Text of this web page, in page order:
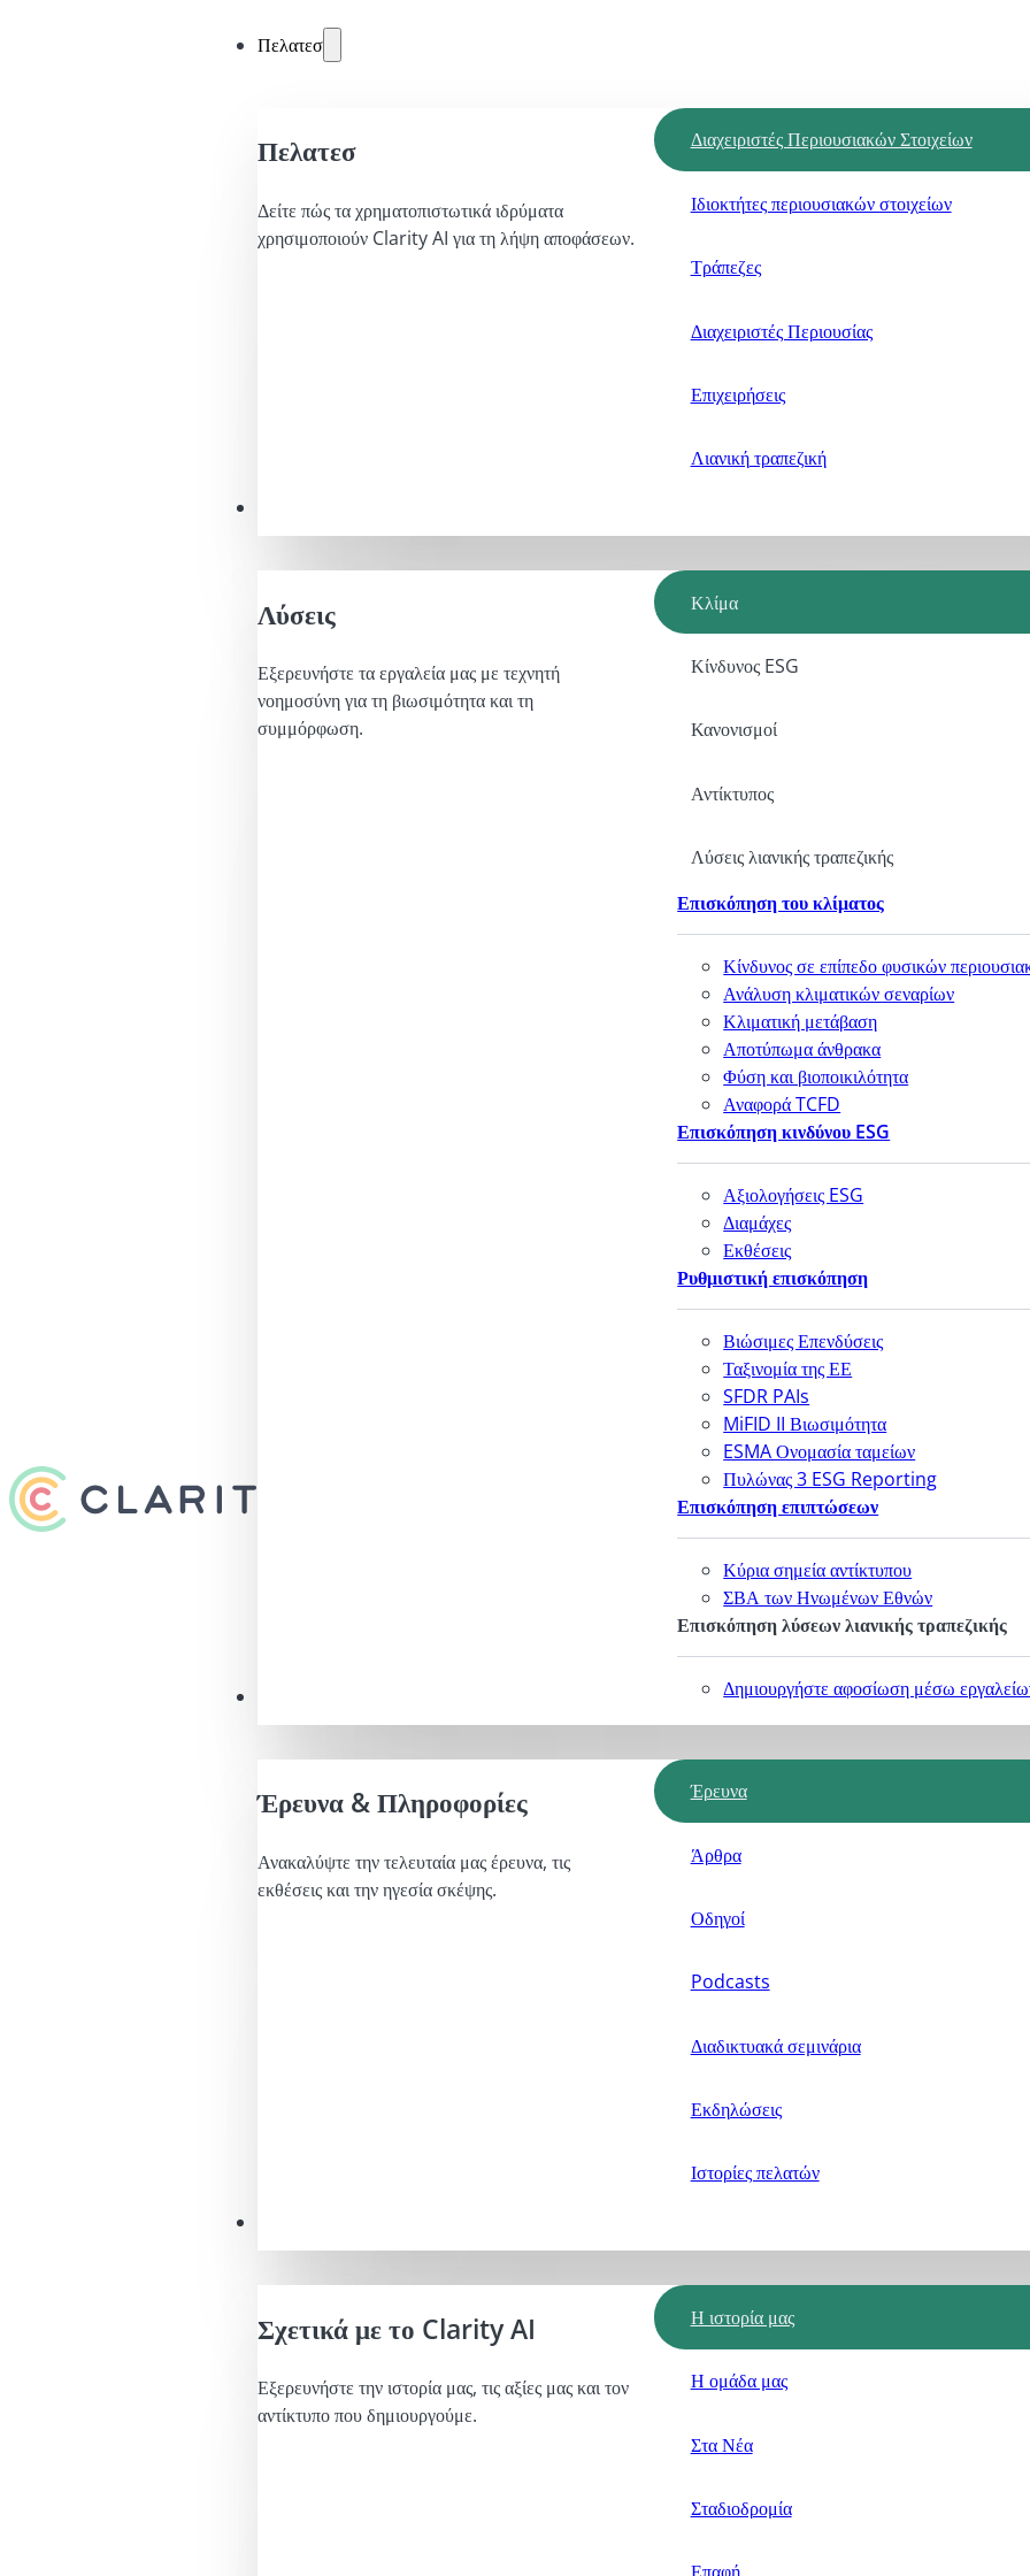
Πελατεσ
Πελατεσ
Δείτε πώς τα χρηματοπιστωτικά ιδρύματα
χρησιμοποιούν Clarity AI για τη λήψη αποφάσεων.
Διαχειριστές Περιουσιακών Στοιχείων
Ιδιοκτήτες περιουσιακών στοιχείων
Τράπεζες
Διαχειριστές Περιουσίας
Επιχειρήσεις
Λιανική τραπεζική
Λύσεις
Εξερευνήστε τα εργαλεία μας με τεχνητή
νοημοσύνη για τη βιωσιμότητα και τη
συμμόρφωση.
Κλίμα
Κίνδυνος ESG
Κανονισμοί
Αντίκτυπος
Λύσεις λιανικής τραπεζικής
Επισκόπηση του κλίματος
Κίνδυνος σε επίπεδο φυσικών
Ανάλυση κλιματικών σεναρίων
Κλιματική μετάβαση
Αποτύπωμα άνθρακα
Φύση και βιοποικιλότητα
Αναφορά TCFD
Επισκόπηση κινδύνου ESG
Αξιολογήσεις ESG
Διαμάχες
Εκθέσεις
Ρυθμιστική επισκόπηση
Βιώσιμες Επενδύσεις
Ταξινομία της ΕΕ
SFDR PAIs
MiFID II Βιωσιμότητα
ESMA Ονομασία ταμείων
Πυλώνας 3 ESG Reporting
Επισκόπηση επιπτώσεων
Κύρια σημεία αντίκτυπου
ΣΒΑ των Ηνωμένων Εθνών
Επισκόπηση λύσεων λιανικής τραπεζικής
Δημιουργήστε αφοσίωση μέσω
Έρευνα & Πληροφορίες
Ανακαλύψτε την τελευταία μας έρευνα, τις
εκθέσεις και την ηγεσία σκέψης.
Έρευνα
Άρθρα
Οδηγοί
Podcasts
Διαδικτυακά σεμινάρια
Εκδηλώσεις
Ιστορίες πελατών
Σχετικά με το Clarity AI
Εξερευνήστε την ιστορία μας, τις αξίες μας και τον
αντίκτυπο που δημιουργούμε.
Η ιστορία μας
Η ομάδα μας
Στα Νέα
Σταδιοδρομία